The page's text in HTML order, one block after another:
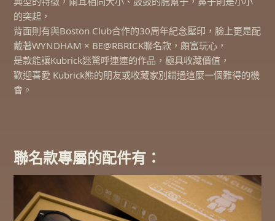
的突起，
背面則有與Boston Club合作的30周年紀念壓印，臉上更是配
戴著WYNDHAM × BE@RBRICK聯名款，頗富玩心，
是款能讓Kubrick迷驚呼連連的作品，極具收藏價值，
歡迎喜愛 Kubrick熊的朋友或收藏家別錯過這麼一個難得的機
會。
聯名款專屬的配件有：